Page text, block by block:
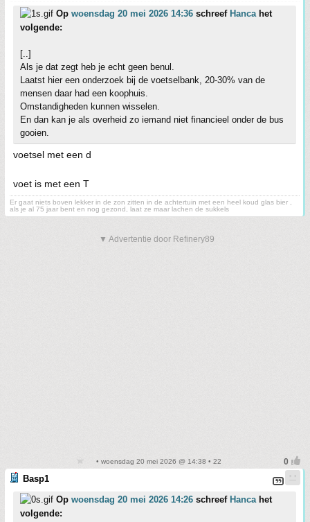
Op woensdag 20 mei 2026 14:36 schreef Hanca het
volgende:
[..]
Als je dat zegt heb je echt geen benul.
Laatst hier een onderzoek bij de voetselbank, 20-30% van de
mensen daar had een koophuis.
Omstandigheden kunnen wisselen.
En dan kan je als overheid zo iemand niet financieel onder de bus
gooien.
voetsel met een d
voet is met een T
Er gaat niets boven lekker in de zon zitten in de achtertuin met een heel koud glas bier ,
als je al 75 jaar bent en nog gezond, laat ze maar lachen de sukkels
▼ Advertentie door Refinery89
• woensdag 20 mei 2026 @ 14:38 • 22
Basp1
Op woensdag 20 mei 2026 14:26 schreef Hanca het
volgende: